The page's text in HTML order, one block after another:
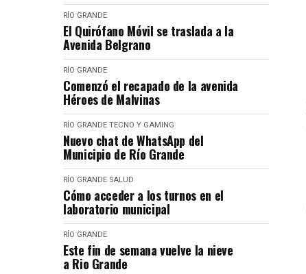
RÍO GRANDE
El Quirófano Móvil se traslada a la
Avenida Belgrano
RÍO GRANDE
Comenzó el recapado de la avenida
Héroes de Malvinas
RÍO GRANDE TECNO Y GAMING
Nuevo chat de WhatsApp del
Municipio de Río Grande
RÍO GRANDE SALUD
Cómo acceder a los turnos en el
laboratorio municipal
RÍO GRANDE
Este fin de semana vuelve la nieve
a Rio Grande